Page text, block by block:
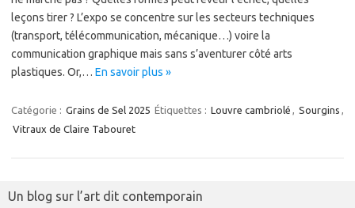
leçons tirer ? L’expo se concentre sur les secteurs techniques
(transport, télécommunication, mécanique…) voire la
communication graphique mais sans s’aventurer côté arts
plastiques. Or,… En savoir plus »
Catégorie : Grains de Sel 2025 Étiquettes : Louvre cambriolé , Sourgins ,
Vitraux de Claire Tabouret
Un blog sur l’art dit contemporain